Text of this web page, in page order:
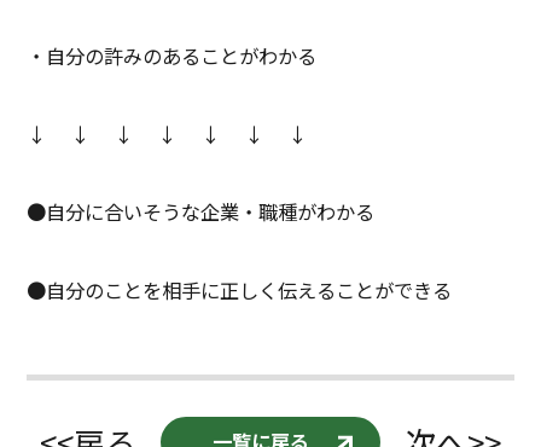
・自分の許みのあることがわかる
↓ ↓ ↓ ↓ ↓ ↓ ↓
●自分に合いそうな企業・職種がわかる
●自分のことを相手に正しく伝えることができる